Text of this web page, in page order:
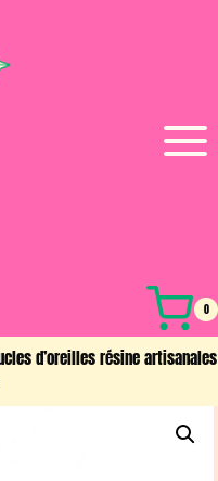
0
d’oreilles résine artisanales